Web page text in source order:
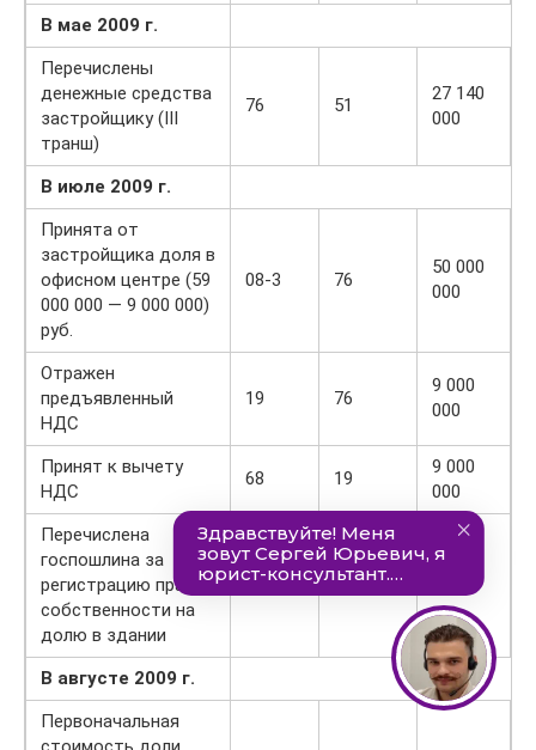
В мае 2009 г.
Перечислены
денежные средства
застройщику (III
транш)
76 51
27 140
000
В июле 2009 г.
Принята от
застройщика доля в
офисном центре (59
000 000 — 9 000 000)
руб.
08-3 76
50 000
000
Отражен
предъявленный
НДС
19 76
9 000
000
Принят к вычету
НДС
68 19
9 000
000
Перечислена
госпошлина за
регистрацию права
собственности на
долю в здании
76 51
В августе 2009 г.
Первоначальная